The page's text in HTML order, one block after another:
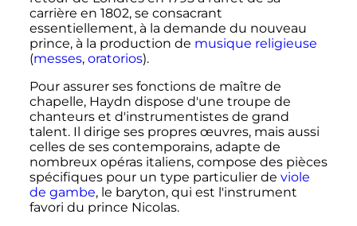
carrière en 1802, se consacrant
essentiellement, à la demande du nouveau
prince, à la production de musique religieuse
(messes, oratorios).
Pour assurer ses fonctions de maître de
chapelle, Haydn dispose d'une troupe de
chanteurs et d'instrumentistes de grand
talent. Il dirige ses propres œuvres, mais aussi
celles de ses contemporains, adapte de
nombreux opéras italiens, compose des pièces
spécifiques pour un type particulier de viole
de gambe, le baryton, qui est l'instrument
favori du prince Nicolas.